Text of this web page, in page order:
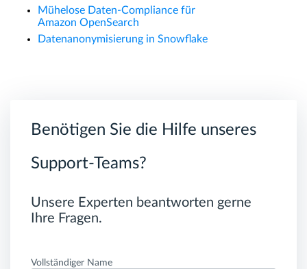
Mühelose Daten-Compliance für
Amazon OpenSearch
Datenanonymisierung in Snowflake
Benötigen Sie die Hilfe unseres
Support-Teams?
Unsere Experten beantworten gerne
Ihre Fragen.
Vollständiger Name